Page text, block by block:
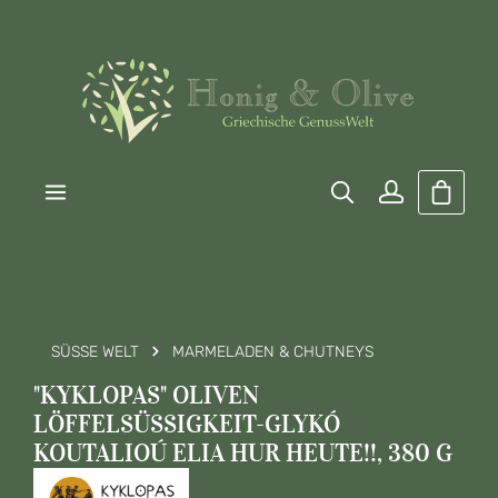
SÜSSE WELT MARMELADEN & CHUTNEYS
"KYKLOPAS" OLIVEN
LÖFFELSÜSSIGKEIT-GLYKÓ K
OUTALIOÚ ELIA HUR HEUTE!!, 380 G